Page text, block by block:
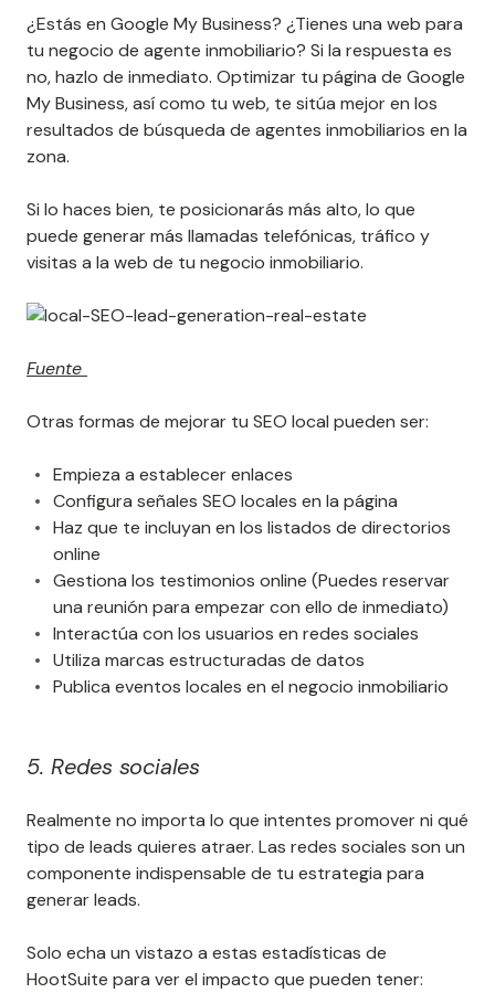
¿Estás en Google My Business? ¿Tienes una web para
tu negocio de agente inmobiliario? Si la respuesta es
no, hazlo de inmediato. Optimizar tu página de Google
My Business, así como tu web, te sitúa mejor en los
resultados de búsqueda de agentes inmobiliarios en la
zona.
Si lo haces bien, te posicionarás más alto, lo que
puede generar más llamadas telefónicas, tráfico y
visitas a la web de tu negocio inmobiliario.
Fuente
Otras formas de mejorar tu SEO local pueden ser:
Empieza a establecer enlaces
Configura señales SEO locales en la página
Haz que te incluyan en los listados de directorios
online
Gestiona los testimonios online (Puedes reservar
una reunión para empezar con ello de inmediato)
Interactúa con los usuarios en redes sociales
Utiliza marcas estructuradas de datos
Publica eventos locales en el negocio inmobiliario
5. Redes sociales
Realmente no importa lo que intentes promover ni qué
tipo de leads quieres atraer. Las redes sociales son un
componente indispensable de tu estrategia para
generar leads.
Solo echa un vistazo a estas estadísticas de
HootSuite para ver el impacto que pueden tener: